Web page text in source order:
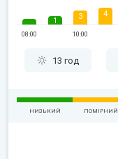
08:00
1 3
10:00
4
13 год
НИЗЬКИЙ ПОМІРНИЙ